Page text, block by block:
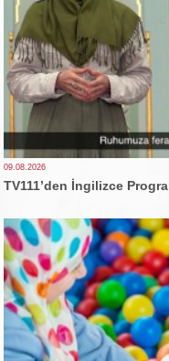
09.08.2026
TV111’den İngilizce